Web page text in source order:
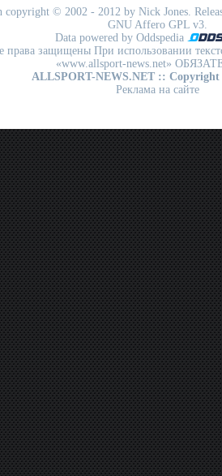
copyright © 2002 - 2012 by Nick Jones.
GNU Affero GPL v3.
Data powered by Oddspedia
права защищены При использовании
«www.allsport-news.net»
ALLSPORT-NEWS.NET :: Copyright
Реклама на сайте